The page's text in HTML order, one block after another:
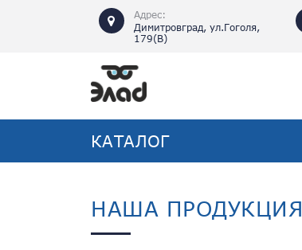
Перейти к основному содержанию
Адрес:
Димитровград, ул.Гоголя,
179(В)
КАТАЛОГ
НАША ПРОДУКЦИЯ